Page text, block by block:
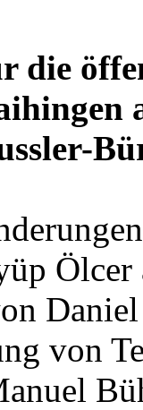
die
von